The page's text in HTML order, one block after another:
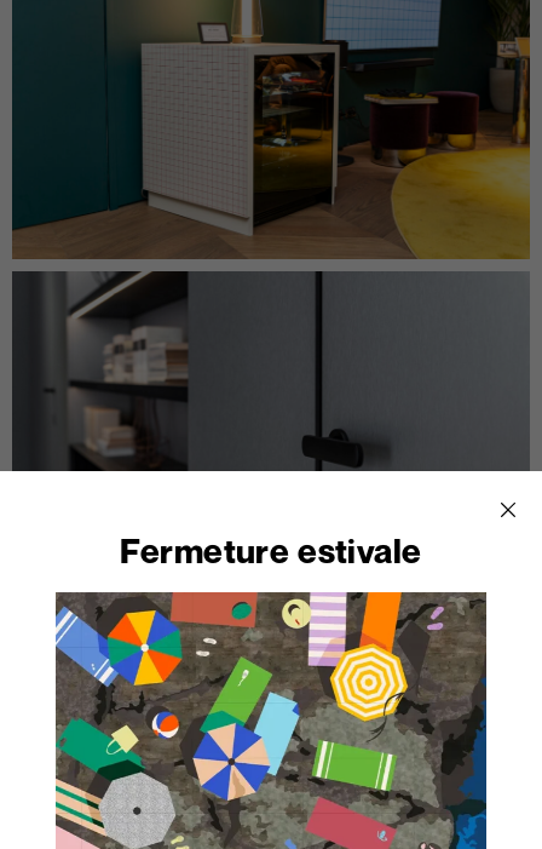
Fermeture estivale